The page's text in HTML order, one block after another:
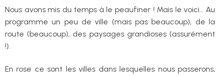
Nous avons mis du temps à le peaufiner ! Mais le voici… Au
programme un peu de ville (mais pas beaucoup), de la
route (beaucoup), des paysages grandioses (assurément
!).
En rose ce sont les villes dans lesquelles nous passerons,